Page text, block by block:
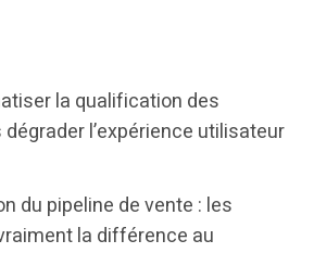
la qualification des
l’expérience utilisateur
du pipeline de vente : les
la différence au